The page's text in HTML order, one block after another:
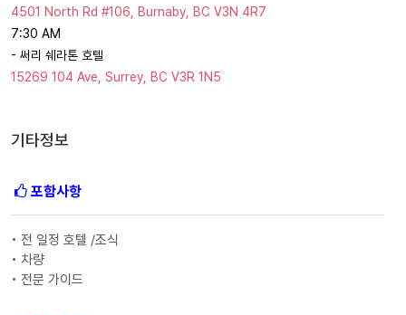
4501 North Rd #106, Burnaby, BC V3N 4R7
7:30 AM
- 써리 쉐라톤 호텔
15269 104 Ave, Surrey, BC V3R 1N5
기타정보
포함사항
• 전 일정 호텔 /조식
• 차량
• 전문 가이드